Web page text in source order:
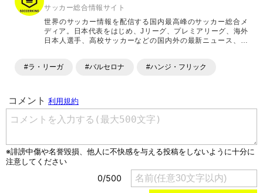
サッカー総合情報サイト
世界のサッカー情報を配信する国内最高峰のサッカー総合メ
ディア。日本代表をはじめ、Jリーグ、プレミアリーグ、海外
日本人選手、高校サッカーなどの国内外の最新ニュース、コ
ます。「X」「Instagram」「YouTube」「TikTok」など、
#ラ・リーガ #バルセロナ #ハンジ・フリック